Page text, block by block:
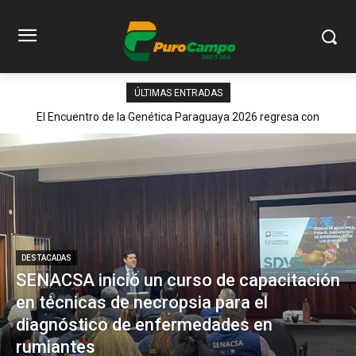
ÚLTIMAS ENTRADAS
El Encuentro de la Genética Paraguaya 2026 regresa con
DESTACADAS
SENACSA inició un curso de capacitación
en técnicas de necropsia para el
diagnóstico de enfermedades en
rumiantes